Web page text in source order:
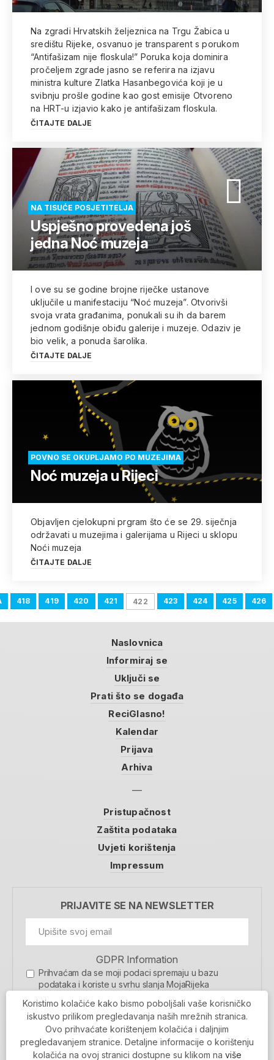
Na zgradi Hrvatskih željeznica na Trgu Žabica u
središtu Rijeke, osvanuo je transparent s porukom
“Antifašizam nije floskula!” Poruka koja dominira
pročeljem zgrade jasno se referira na izjavu
ministra kulture Zlatka Hasanbegovića koji je u
svibnju prošle godine kao gost emisije Otvoreno
na HRT-u izjavio kako je antifašizam floskula.
ČITAJTE DALJE
NA TISUĆE POSJETITELJA
Uspješno provedena još
jedna Noć muzeja
I ove su se godine brojne riječke ustanove
uključile u manifestaciju “Noć muzeja”. Otvorivši
svoja vrata građanima, ponukali su ih da barem
jednom godišnje obiđu galerije i muzeje. Odaziv je
bio velik, a ponuda šarolika.
ČITAJTE DALJE
POVNO SE OKUPLJAMO PO MUZEJIMA
Noć muzeja u Rijeci
Objavljen cjelokupni prgram što će se 29. siječnja
održavati u muzejima i galerijama u Rijeci u sklopu
Noći muzeja
ČITAJTE DALJE
418 419 420 421 422 423 424 425 426
Naslovnica
Informiraj se
Uključi se
Prati što se događa
ReciGlasno!
Kalendar
Prijava
Arhiva
Pristupačnost
Zaštita podataka
Uvjeti korištenja
Impressum
PRIJAVITE SE NA NEWSLETTER
GDPR Information
Prihvaćam da se moji podaci spremaju u bazu
podataka i koriste u svrhu slanja MojaRijeka
MOJARIJEKA NEWSLETTER
PRIJAVI SE
Koristimo kolačiće kako bismo poboljšali vaše korisničko
iskustvo prilikom pregledavanja naših mrežnih stranica.
Ovo prihvaćate korištenjem kolačića i daljnjim
pregledavanjem stranice. Detaljne informacije o korištenju
kolačića na ovoj stranici dostupne su klikom na više